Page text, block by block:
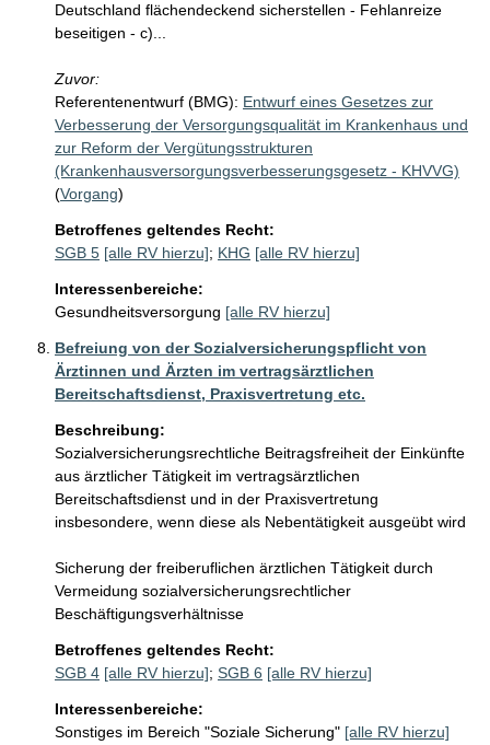
Deutschland flächendeckend sicherstellen - Fehlanreize
beseitigen - c)...
Zuvor:
Referentenentwurf (BMG): Entwurf eines Gesetzes zur
Verbesserung der Versorgungsqualität im Krankenhaus und
zur Reform der Vergütungsstrukturen
(Krankenhausversorgungsverbesserungsgesetz - KHVVG)
(Vorgang)
Betroffenes geltendes Recht:
SGB 5 [alle RV hierzu]; KHG [alle RV hierzu]
Interessenbereiche:
Gesundheitsversorgung [alle RV hierzu]
Befreiung von der Sozialversicherungspflicht von
Ärztinnen und Ärzten im vertragsärztlichen
Bereitschaftsdienst, Praxisvertretung etc.
Beschreibung:
Sozialversicherungsrechtliche Beitragsfreiheit der Einkünfte
aus ärztlicher Tätigkeit im vertragsärztlichen
Bereitschaftsdienst und in der Praxisvertretung
insbesondere, wenn diese als Nebentätigkeit ausgeübt wird
Sicherung der freiberuflichen ärztlichen Tätigkeit durch
Vermeidung sozialversicherungsrechtlicher
Beschäftigungsverhältnisse
Betroffenes geltendes Recht:
SGB 4 [alle RV hierzu]; SGB 6 [alle RV hierzu]
Interessenbereiche:
Sonstiges im Bereich "Soziale Sicherung" [alle RV hierzu]